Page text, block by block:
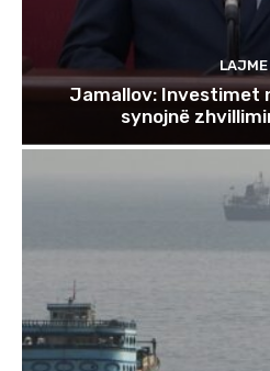
LAJME
Jamallov: Investimet
synojnë